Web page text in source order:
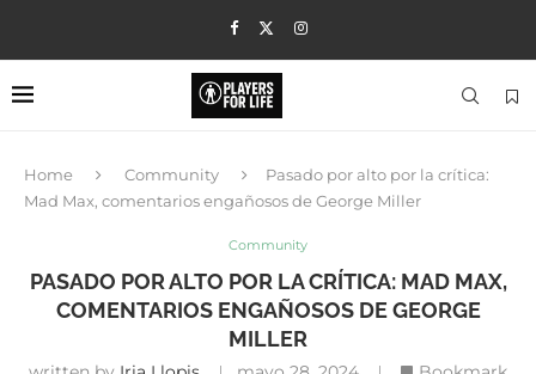
Home Community
Pasado por alto por la crítica:
Mad Max, comentarios engañosos de George Miller
Community
PASADO POR ALTO POR LA CRÍTICA: MAD MAX,
COMENTARIOS ENGAÑOSOS DE GEORGE
MILLER